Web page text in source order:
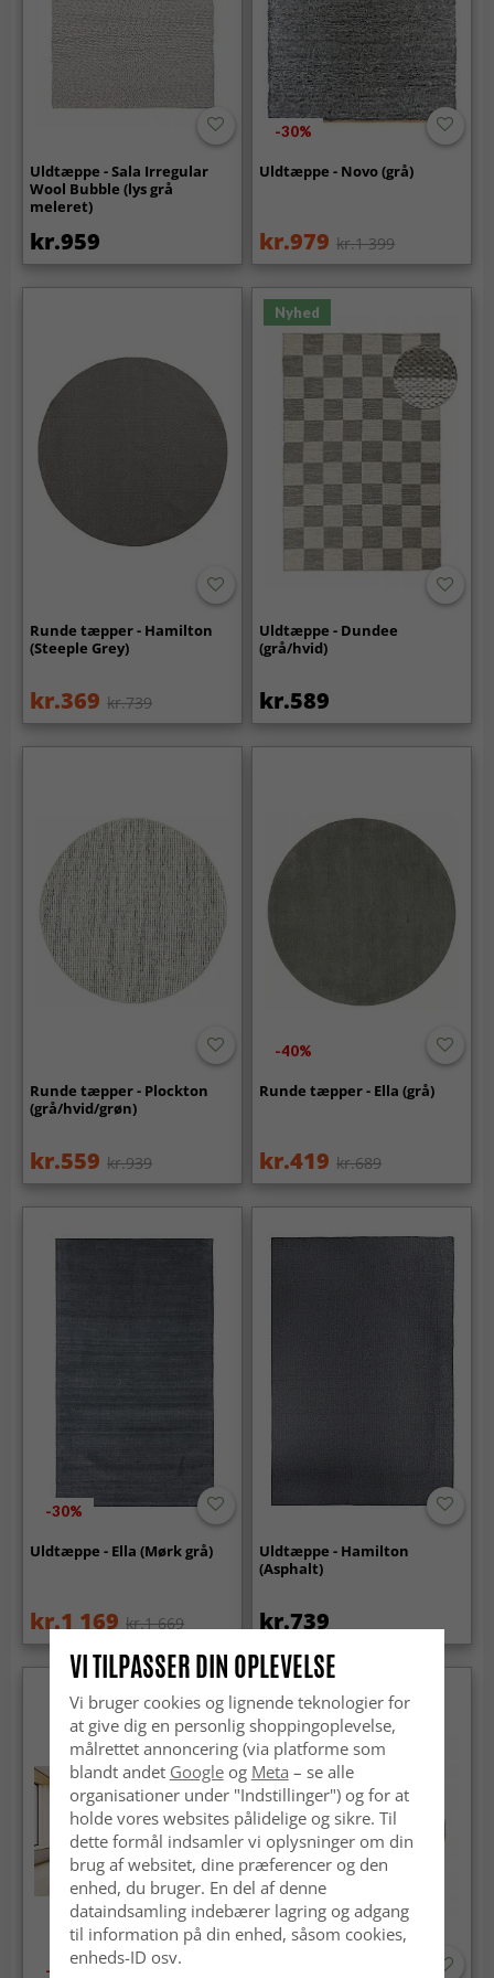
Uldtæppe - Sala Irregular
Wool Bubble (lys grå
meleret)
kr.959
-30%
Uldtæppe - Novo (grå)
kr.979 kr.1 399
Runde tæpper - Hamilton
(Steeple Grey)
kr.369 kr.739
Nyhed
Uldtæppe - Dundee
(grå/hvid)
kr.589
Runde tæpper - Plockton
(grå/hvid/grøn)
kr.559 kr.939
-40%
Runde tæpper - Ella (grå)
kr.419 kr.689
-30%
Uldtæppe - Ella (Mørk grå)
kr.1 169 kr.1 669
Uldtæppe - Hamilton
(Asphalt)
kr.739
-50%
VI TILPASSER DIN OPLEVELSE
Vi bruger cookies og lignende teknologier for
at give dig en personlig shoppingoplevelse,
målrettet annoncering (via platforme som
blandt andet Googleog Meta – se alle
organisationer under "Indstillinger") og for at
holde vores websites pålidelige og sikre. Til
dette formål indsamler vi oplysninger om din
brug af websitet, dine præferencer og den
enhed, du bruger. En del af denne
dataindsamling indebærer lagring og adgang
til information på din enhed, såsom cookies,
enheds-ID osv.